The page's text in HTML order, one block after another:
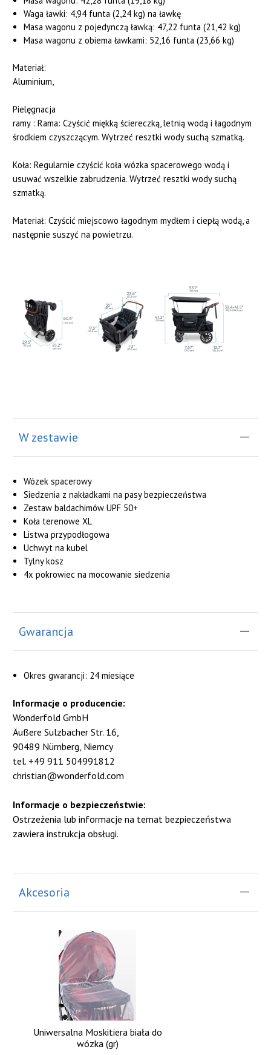
Waga ławki: 4,94 funta (2,24 kg) na ławkę
Masa wagonu z pojedynczą ławką: 47,22 funta (21,42 kg)
Masa wagonu z obiema ławkami: 52,16 funta (23,66 kg)
Materiał:
Aluminium,
Pielęgnacja
ramy : Rama: Czyścić miękką ściereczką, letnią wodą i łagodnym
środkiem czyszczącym. Wytrzeć resztki wody suchą szmatką.
Koła: Regularnie czyścić koła wózka spacerowego wodą i
usuwać wszelkie zabrudzenia. Wytrzeć resztki wody suchą
szmatką.
Materiał: Czyścić miejscowo łagodnym mydłem i ciepłą wodą, a
następnie suszyć na powietrzu.
W zestawie
Wózek spacerowy
Siedzenia z nakładkami na pasy bezpieczeństwa
Zestaw baldachimów UPF 50+
Koła terenowe XL
Listwa przypodłogowa
Uchwyt na kubel
Tylny kosz
4x pokrowiec na mocowanie siedzenia
Gwarancja
Okres gwarancji: 24 miesiące
Informacje o producencie:
Wonderfold GmbH
Äußere Sulzbacher Str. 16,
90489 Nürnberg, Niemcy
tel. +49 911 504991812
christian@wonderfold.com
Informacje o bezpieczeństwie:
Ostrzeżenia lub informacje na temat bezpieczeństwa
zawiera instrukcja obsługi.
Akcesoria
Uniwersalna Moskitiera biała do
wózka (gr)